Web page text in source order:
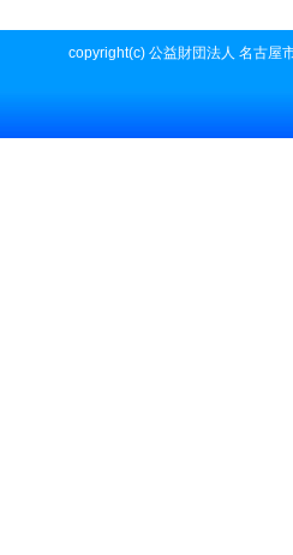
copyright(c) 公益財団法人 名古屋